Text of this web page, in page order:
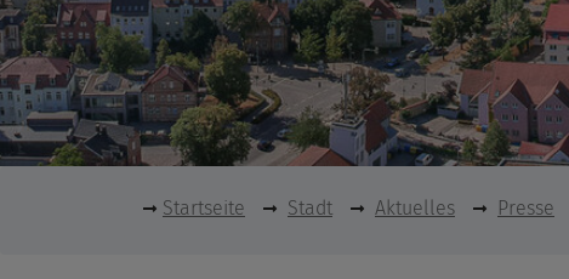
Startseite Stadt Aktuelles Presse